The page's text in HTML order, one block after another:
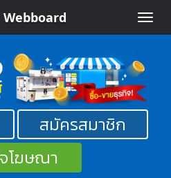
Toggle
สมัครสมาชิก
โฆษณา